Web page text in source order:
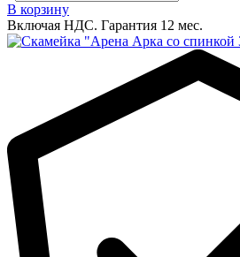
В корзину
Включая НДС. Гарантия 12 мес.